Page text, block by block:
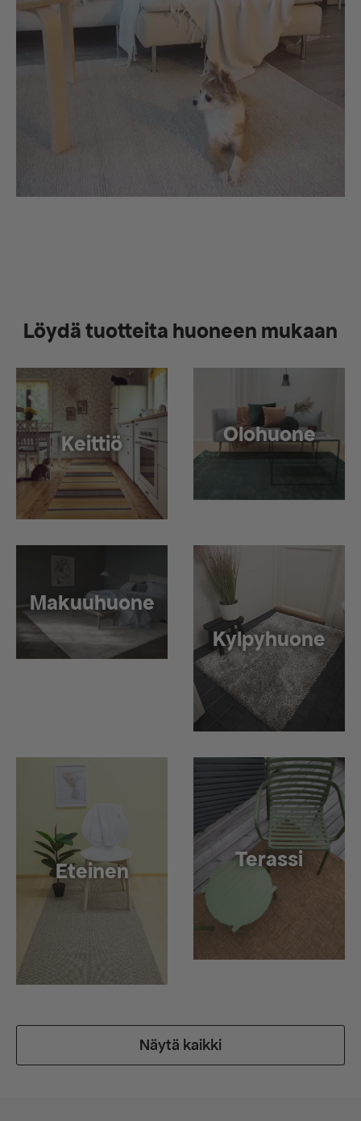
Löydä tuotteita huoneen mukaan
Keittiö Olohuone
Makuuhuone
Kylpyhuone
Eteinen Terassi
Näytä kaikki